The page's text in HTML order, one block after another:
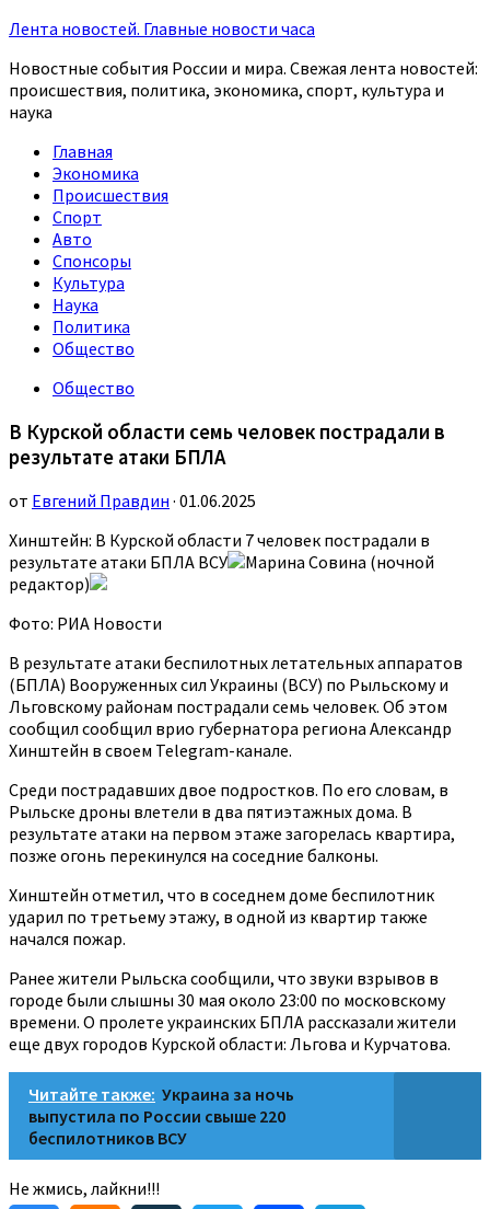
Лента новостей. Главные новости часа
Новостные события России и мира. Свежая лента новостей:
происшествия, политика, экономика, спорт, культура и
наука
Главная
Экономика
Происшествия
Спорт
Авто
Спонсоры
Культура
Наука
Политика
Общество
Общество
В Курской области семь человек пострадали в
результате атаки БПЛА
от Евгений Правдин · 01.06.2025
Хинштейн: В Курской области 7 человек пострадали в
результате атаки БПЛА ВСУ
Марина Совина (ночной
редактор)
Фото: РИА Новости
В результате атаки беспилотных летательных аппаратов
(БПЛА) Вооруженных сил Украины (ВСУ) по Рыльскому и
Льговскому районам пострадали семь человек. Об этом
сообщил сообщил врио губернатора региона Александр
Хинштейн в своем Telegram-канале.
Среди пострадавших двое подростков. По его словам, в
Рыльске дроны влетели в два пятиэтажных дома. В
результате атаки на первом этаже загорелась квартира,
позже огонь перекинулся на соседние балконы.
Хинштейн отметил, что в соседнем доме беспилотник
ударил по третьему этажу, в одной из квартир также
начался пожар.
Ранее жители Рыльска сообщили, что звуки взрывов в
городе были слышны 30 мая около 23:00 по московскому
времени. О пролете украинских БПЛА рассказали жители
еще двух городов Курской области: Льгова и Курчатова.
Читайте также: Украина за ночь
выпустила по России свыше 220
беспилотников ВСУ
Не жмись, лайкни!!!